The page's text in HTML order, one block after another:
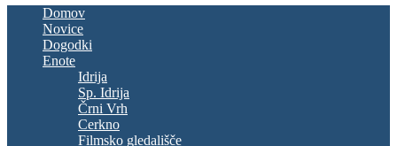
Domov
Novice
Dogodki
Enote
Idrija
Sp. Idrija
Črni Vrh
Cerkno
Filmsko gledališče